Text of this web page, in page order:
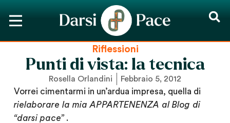
Riflessioni
Punti di vista: la tecnica
Rosella Orlandini Febbraio 5, 2012
Vorrei cimentarmi in un’ardua impresa, quella di
rielaborare la miaAPPARTENENZA al Blog di
“darsi pace”.